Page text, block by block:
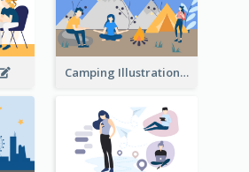
Camping Illustration